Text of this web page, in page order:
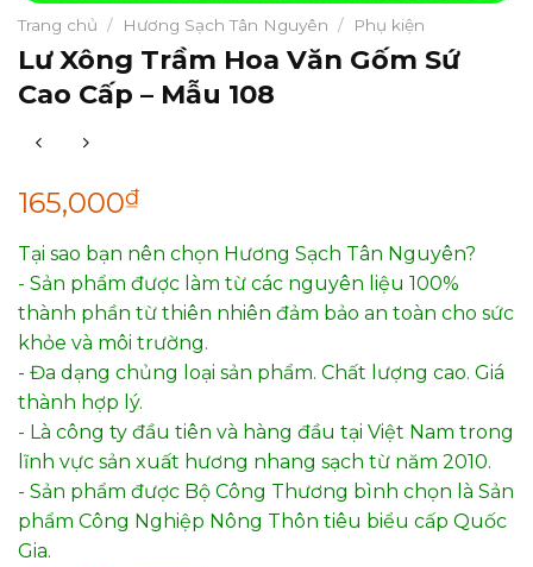
Trang chủ / Hương Sạch Tân Nguyên / Phụ kiện
Lư Xông Trầm Hoa Văn Gốm Sứ
Cao Cấp – Mẫu 108
165,000₫
Tại sao bạn nên chọn Hương Sạch Tân Nguyên?
- Sản phẩm được làm từ các nguyên liệu 100%
thành phần từ thiên nhiên đảm bảo an toàn cho sức
khỏe và môi trường.
- Đa dạng chủng loại sản phẩm. Chất lượng cao. Giá
thành hợp lý.
- Là công ty đầu tiên và hàng đầu tại Việt Nam trong
lĩnh vực sản xuất hương nhang sạch từ năm 2010.
- Sản phẩm được Bộ Công Thương bình chọn là Sản
phẩm Công Nghiệp Nông Thôn tiêu biểu cấp Quốc
Gia.